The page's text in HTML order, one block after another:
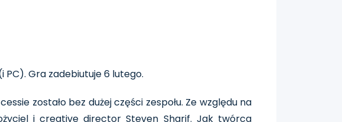
PC). Gra zadebiutuje 6 lutego.
zostało bez dużej części zespołu. Ze względu na
i creative director Steven Sharif. Jak twórca